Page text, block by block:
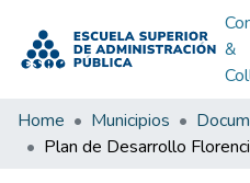
&
Home Municipios